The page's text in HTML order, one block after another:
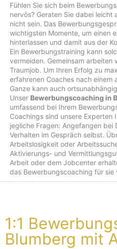
Fühlen Sie sich beim
nervös? Geraten Sie dabei leicht
nicht sein. Das
wichtigsten Momente, um einen
hinterlassen und damit aus der
Ein Bewerbungstraining kann
vermeiden. Gemeinsam arbeiten
Traumjob. Um Ihren Erfolg zu
erfahrenen Coaches nach einem
Ganze kann auch
Unser Bewerbungscoaching in
umfassend bei Ihrem
Coachings sind unsere Experten
jegliche Fragen: Angefangen bei
Verhalten im Gespräch selbst.
Arbeitslosigkeit oder
Aktivierungs- und
Arbeit oder dem Jobcenter
das Bewerbungscoaching für sie
1:1
Blumberg mit